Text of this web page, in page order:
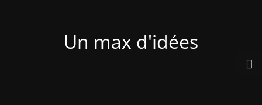
Un max d'idées